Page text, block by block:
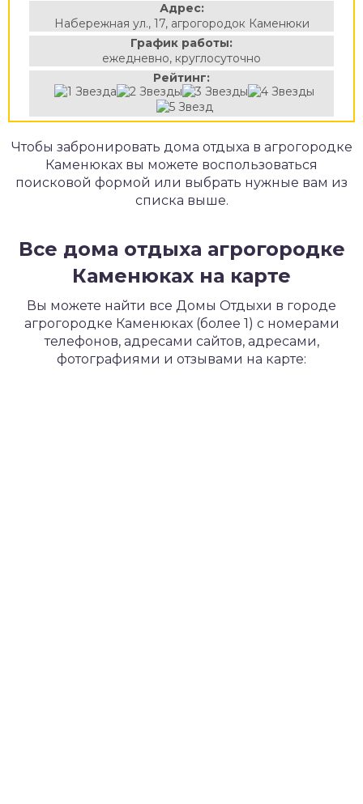
Адрес:
Набережная ул., 17, агрогородок Каменюки
График работы:
ежедневно, круглосуточно
Рейтинг:
Чтобы забронировать дома отдыха в агрогородке
Каменюках вы можете воспользоваться
поисковой формой или выбрать нужные вам из
списка выше.
Все дома отдыха агрогородке
Каменюках на карте
Вы можете найти все Домы Отдыхи в городе
агрогородке Каменюках (более 1) с номерами
телефонов, адресами сайтов, адресами,
фотографиями и отзывами на карте: